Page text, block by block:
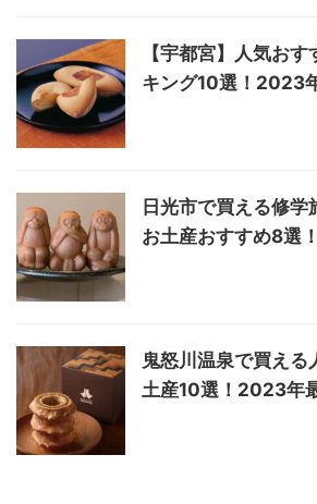
【宇都宮】人気お
キング10選！2023
日光市で買える修学
お土産おすすめ8選
鬼怒川温泉で買える
土産10選！2023年